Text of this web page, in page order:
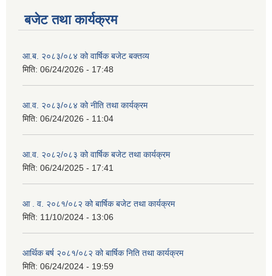
बजेट तथा कार्यक्रम
आ.ब. २०८३/०८४ को वार्षिक बजेट बक्तव्य
मिति: 06/24/2026 - 17:48
आ.व. २०८३/०८४ को नीति तथा कार्यक्रम
मिति: 06/24/2026 - 11:04
आ.व. २०८२/०८३ को वार्षिक बजेट तथा कार्यक्रम
मिति: 06/24/2025 - 17:41
आ . व. २०८१/०८२ को बार्षिक बजेट तथा कार्यक्रम
मिति: 11/10/2024 - 13:06
आर्थिक बर्ष २०८१/०८२ को बार्षिक निति तथा कार्यक्रम
मिति: 06/24/2024 - 19:59